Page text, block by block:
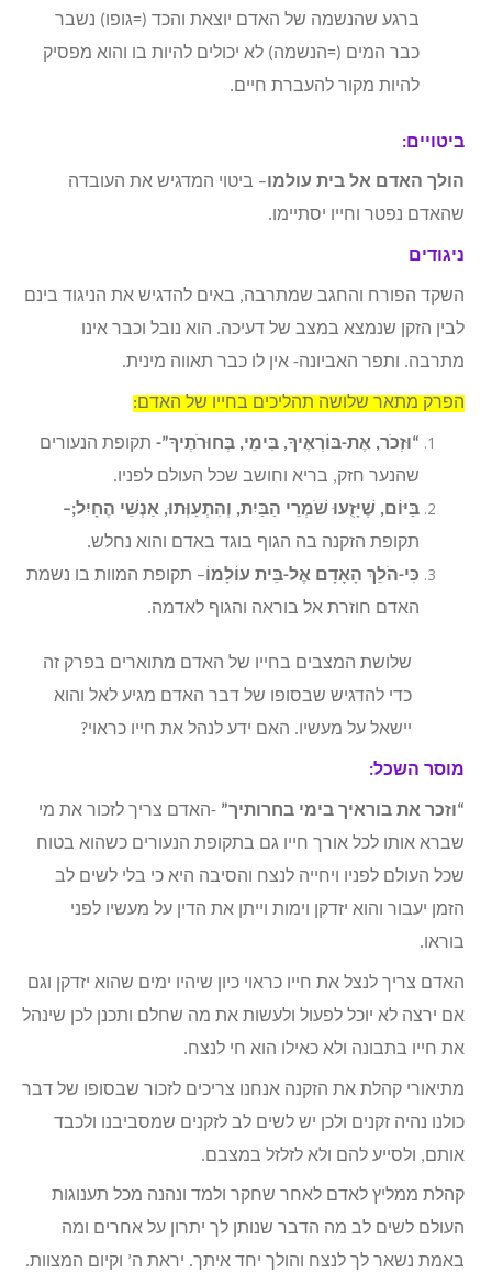
ברגע שהנשמה של האדם יוצאת והכד (=גופו) נשבר
כבר המים (=הנשמה) לא יכולים להיות בו והוא מפסיק
להיות מקור להעברת חיים.
ביטויים:
הולך האדם אל בית עולמו– ביטוי המדגיש את העובדה
שהאדם נפטר וחייו יסתיימו.
ניגודים
השקד הפורח והחגב שמתרבה, באים להדגיש את הניגוד בינם
לבין הזקן שנמצא במצב של דעיכה. הוא נובל וכבר אינו
מתרבה. ותפר האביונה- אין לו כבר תאווה מינית.
הפרק מתאר שלושה תהליכים בחייו של האדם:
“וּזְכֹר, אֶת-בּוֹרְאֶיךָ, בִּימֵי, בְּחוּרֹתֶיךָ”- תקופת הנעורים
שהנער חזק, בריא וחושב שכל העולם לפניו.
בַּיּוֹם, שֶׁיָּזֻעוּ שֹׁמְרֵי הַבַּיִת, וְהִתְעַוְּתוּ, אַנְשֵׁי הֶחָיִל;–
תקופת הזקנה בה הגוף בוגד באדם והוא נחלש.
כִּי-הֹלֵךְ הָאָדָם אֶל-בֵּית עוֹלָמוֹ – תקופת המוות בו נשמת
האדם חוזרת אל בוראה והגוף לאדמה.
שלושת המצבים בחייו של האדם מתוארים בפרק זה
כדי להדגיש שבסופו של דבר האדם מגיע לאל והוא
יישאל על מעשיו. האם ידע לנהל את חייו כראוי?
מוסר השכל:
“וזכר את בוראיך בימי בחרותיך” -האדם צריך לזכור את מי
שברא אותו לכל אורך חייו גם בתקופת הנעורים כשהוא בטוח
שכל העולם לפניו ויחייה לנצח והסיבה היא כי בלי לשים לב
הזמן יעבור והוא יזדקן וימות וייתן את הדין על מעשיו לפני
בוראו.
האדם צריך לנצל את חייו כראוי כיון שיהיו ימים שהוא יזדקן וגם
אם ירצה לא יוכל לפעול ולעשות את מה שחלם ותכנן לכן שינהל
את חייו בתבונה ולא כאילו הוא חי לנצח.
מתיאורי קהלת את הזקנה אנחנו צריכים לזכור שבסופו של דבר
כולנו נהיה זקנים ולכן יש לשים לב לזקנים שמסביבנו ולכבד
אותם, ולסייע להם ולא לזלזל במצבם.
קהלת ממליץ לאדם לאחר שחקר ולמד ונהנה מכל תענוגות
העולם לשים לב מה הדבר שנותן לך יתרון על אחרים ומה
באמת נשאר לך לנצח והולך יחד איתך. יראת ה’ וקיום המצוות.